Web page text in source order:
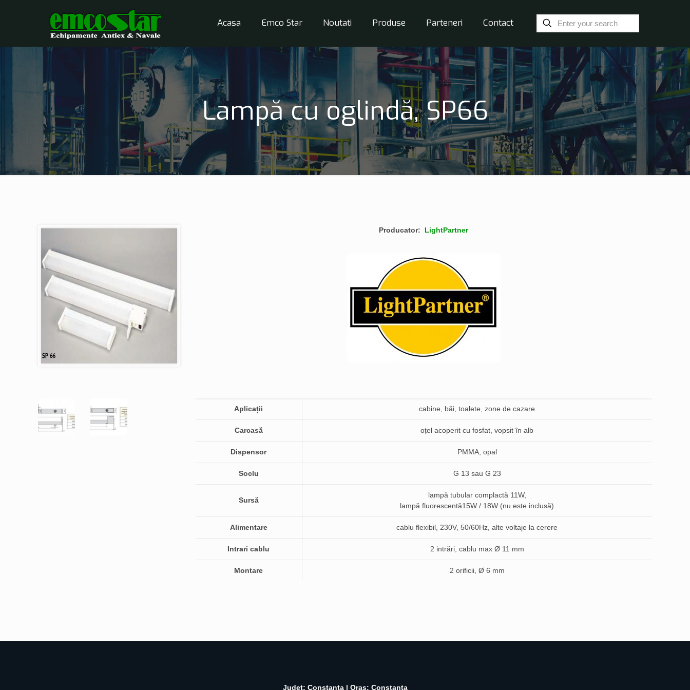
Acasa Emco Star Noutati Produse Parteneri Contact
Lampă cu oglindă, SP66
Producator: LightPartner
Aplicații cabine, băi, toalete, zone de cazare
Carcasă oțel acoperit cu fosfat, vopsit în alb
Dispensor PMMA, opal
Soclu G 13 sau G 23
Sursă
lampă tubular complactă 11W,
lampă fluorescentă15W / 18W (nu este inclusă)
Alimentare cablu flexibil, 230V, 50/60Hz, alte voltaje la cerere
Intrari cablu 2 intrări, cablu max Ø 11 mm
Montare 2 orificii, Ø 6 mm
Judet: Constanta | Oras: Constanta